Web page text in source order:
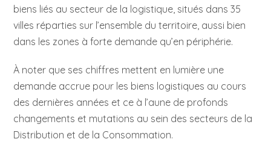
biens liés au secteur de la logistique, situés dans 35
villes réparties sur l’ensemble du territoire, aussi bien
dans les zones à forte demande qu’en périphérie.
À noter que ses chiffres mettent en lumière une
demande accrue pour les biens logistiques au cours
des dernières années et ce à l’aune de profonds
changements et mutations au sein des secteurs de la
Distribution et de la Consommation.